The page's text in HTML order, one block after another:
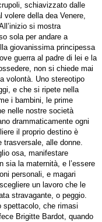
schiavizzato dalle
della dea Venere,
si mostra
sola per andare a
giovanissima principessa
guerra al padre di lei e la
non si chiede mai
volontà. Uno stereotipo
e che si ripete nella
i bambini, le prime
nelle nostre società
drammaticamente ogni
il proprio destino è
trasversale, alle donne.
osa, manifestare
sia la maternità, e l’essere
personali, e magari
un lavoro che le
stravagante, o peggio.
spettacolo, che rimasi
Brigitte Bardot, quando